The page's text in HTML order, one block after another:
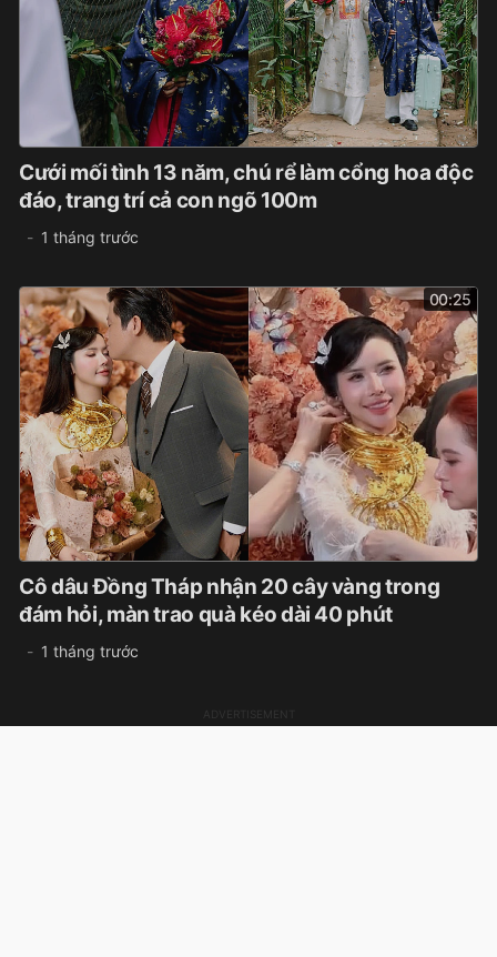
Cưới mối tình 13 năm, chú rể làm cổng hoa độc
đáo, trang trí cả con ngõ 100m
1 tháng trước
00:25
Cô dâu Đồng Tháp nhận 20 cây vàng trong
đám hỏi, màn trao quà kéo dài 40 phút
1 tháng trước